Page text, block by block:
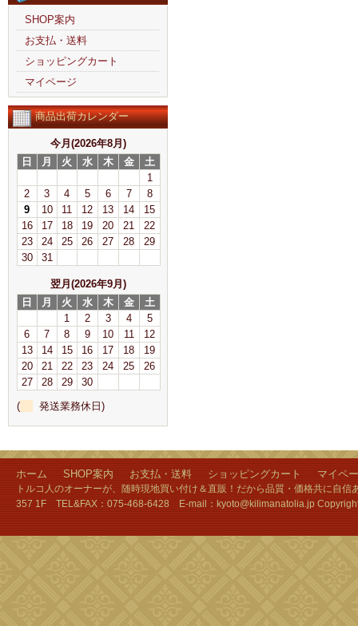
SHOP案内
お支払・送料
ショッピングカート
マイページ
商品出荷カレンダー
今月(2026年8月)
日
月 火 水 木 金
土
1
2
3 4 5 6 7
8
9
10 11 12 13 14
15
16
17 18 19 20 21
22
23
24 25 26 27 28
29
30
31
翌月(2026年9月)
日
月 火 水 木 金
土
1
2 3 4
5
6
7 8 9 10 11
12
13
14 15 16 17 18
19
20
21 22 23 24 25
26
27
28 29
30
(
発送業務休日)
ホーム SHOP案内 お支払・送料 ショッピングカート マイペ
トルコ人のオーナーが、随時現地買い付け＆直販！だから品質・価格共に自
357 1F TEL&FAX：075-468-6428 E-mail：kyoto@kilimanatolia.jp